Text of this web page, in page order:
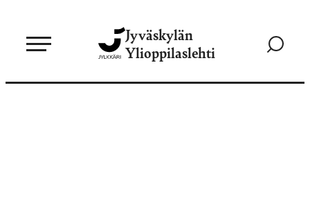
sisältöön
Jyväskylän
Ylioppilaslehti
Siirry